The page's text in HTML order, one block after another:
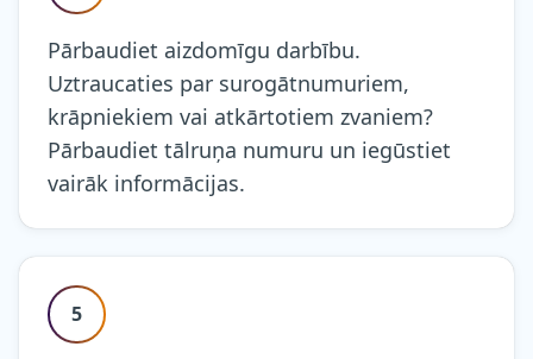
Pārbaudiet aizdomīgu darbību.
Uztraucaties par surogātnumuriem,
krāpniekiem vai atkārtotiem zvaniem?
Pārbaudiet tālruņa numuru un iegūstiet
vairāk informācijas.
5